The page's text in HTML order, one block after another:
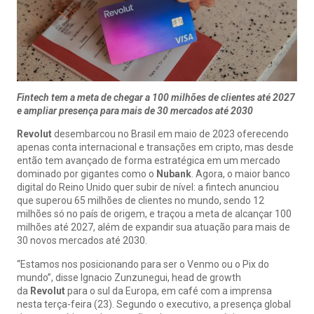
Fintech tem a meta de chegar a 100 milhões de clientes até 2027
e ampliar presença para mais de 30 mercados até 2030
Revolutdesembarcou no Brasil em maio de 2023 oferecendo
apenas conta internacional e transações em cripto, mas desde
então tem avançado de forma estratégica em um mercado
dominado por gigantes como o Nubank. Agora, o maior banco
digital do Reino Unido quer subir de nível: a fintech anunciou
que superou 65 milhões de clientes no mundo, sendo 12
milhões só no país de origem, e traçou a meta de alcançar 100
milhões até 2027, além de expandir sua atuação para mais de
30 novos mercados até 2030.
“Estamos nos posicionando para ser o Venmo ou o Pix do
mundo”, disse Ignacio Zunzunegui, head de growth
da Revolutpara o sul da Europa, em café com a imprensa
nesta terça-feira (23). Segundo o executivo, a presença global